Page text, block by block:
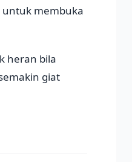
membuka
heran bila
giat